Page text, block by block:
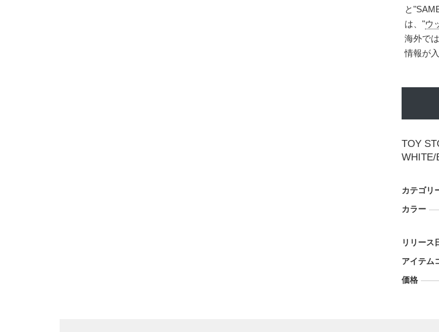
と
は、"ウ
海外で
情報が
TOY
WHITE/
カテゴリ
カラー
リリース
アイテム
価格